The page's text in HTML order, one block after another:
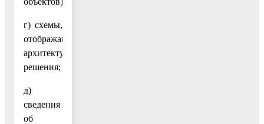
г) схемы,
отображающие
архитектурные
решения;
д)
сведения
об